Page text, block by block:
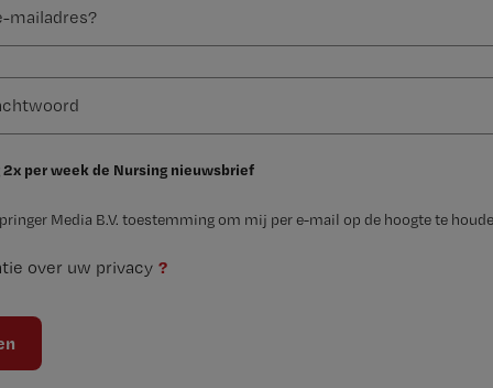
2x per week de Nursing nieuwsbrief
Media B.V. toestemming om mij per e-mail op de hoogte te
over uw privacy ?